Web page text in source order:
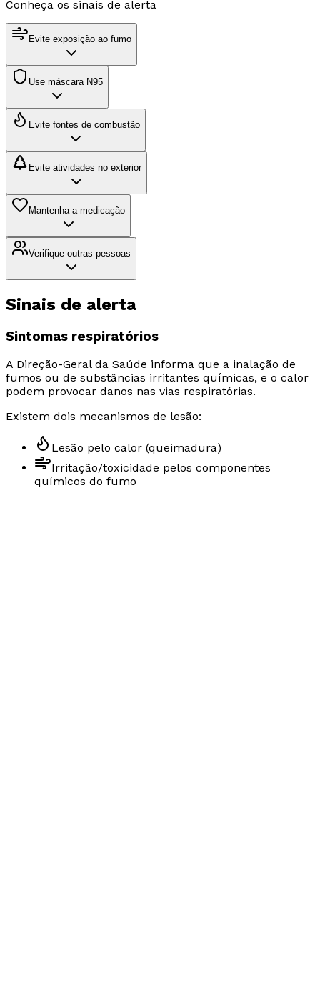
Conheça os sinais de alerta
Evite exposição ao fumo
Use máscara N95
Evite fontes de combustão
Evite atividades no exterior
Mantenha a medicação
Verifique outras pessoas
Sinais de alerta
Sintomas respiratórios
A Direção-Geral da Saúde informa que a inalação de
fumos ou de substâncias irritantes químicas, e o calor
podem provocar danos nas vias respiratórias.
Existem dois mecanismos de lesão:
Lesão pelo calor (queimadura)
Irritação/toxicidade pelos componentes
químicos do fumo